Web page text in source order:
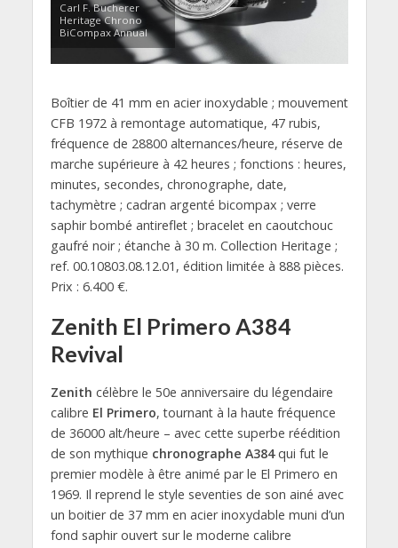
Carl F. Bucherer
Heritage Chrono
BiCompax Annual
Boîtier de 41 mm en acier inoxydable ; mouvement
CFB 1972 à remontage automatique, 47 rubis,
fréquence de 28800 alternances/heure, réserve de
marche supérieure à 42 heures ; fonctions : heures,
minutes, secondes, chronographe, date,
tachymètre ; cadran argenté bicompax ; verre
saphir bombé antireflet ; bracelet en caoutchouc
gaufré noir ; étanche à 30 m. Collection Heritage ;
ref. 00.10803.08.12.01, édition limitée à 888 pièces.
Prix : 6.400 €.
Zenith El Primero A384
Revival
Zenith célèbre le 50e anniversaire du légendaire
calibre El Primero, tournant à la haute fréquence
de 36000 alt/heure – avec cette superbe réédition
de son mythique chronographe A384qui fut le
premier modèle à être animé par le El Primero en
1969. Il reprend le style seventies de son ainé avec
un boitier de 37 mm en acier inoxydable muni d’un
fond saphir ouvert sur le moderne calibre